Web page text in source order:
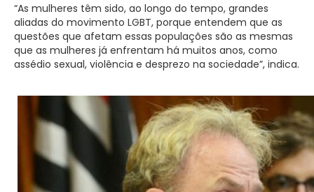
“As mulheres têm sido, ao longo do tempo, grandes
aliadas do movimento LGBT, porque entendem que as
questões que afetam essas populações são as mesmas
que as mulheres já enfrentam há muitos anos, como
assédio sexual, violência e desprezo na sociedade”, indica.